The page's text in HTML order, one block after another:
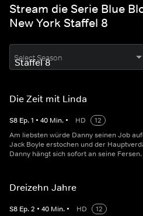
Stream die Serie Blue
New York Staffel 8
Select Season
Die Zeit mit Linda
S8 Ep.1 • 40 Min. • HD
12
Am liebsten würde Danny seinen Job
Jack Boyle erstochen und der
Danny hängt sich sofort an seine Fersen.
Dreizehn Jahre
S8 Ep.2 • 40 Min. • HD
12